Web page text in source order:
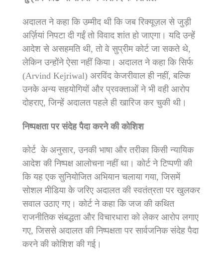
अदालत ने कहा कि उम्मीद थी कि जब रिक्यूज़ल से जुड़ी
अर्ज़ियां निपटा दी गईं तो विवाद शांत हो जाएगा। यदि उन्हें
आदेश से असहमति थी, तो वे सुप्रीम कोर्ट जा सकते थे,
लेकिन उन्होंने ऐसा नहीं किया। अदालत ने कहा कि सिर्फ
(Arvind Kejriwal) अरविंद केजरीवाल ही नहीं, बल्कि
उनके अन्य सहयोगियों और प्रवक्ताओं ने भी वही आरोप
दोहराए, जिन्हें अदालत पहले ही खारिज कर चुकी थी।
निष्पक्षता पर संदेह पैदा करने की कोशिश
कोर्ट के अनुसार, उनकी भाषा और तरीका किसी न्यायिक
आदेश की निष्पक्ष आलोचना नहीं था। कोर्ट ने टिप्पणी की
कि यह एक सुनियोजित अभियान चलाया गया, जिसमें
सोशल मीडिया के जरिए अदालत की स्वतंत्रता पर खुलकर
सवाल उठाए गए। कोर्ट ने कहा कि जज की कथित
राजनीतिक संबद्धता और विचारधारा को लेकर आरोप लगाए
गए, जिससे अदालत की निष्पक्षता पर सार्वजनिक संदेह पैदा
करने की कोशिश की गई।